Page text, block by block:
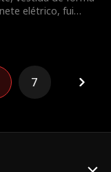
elétrico, fui
vou deixá-los
7